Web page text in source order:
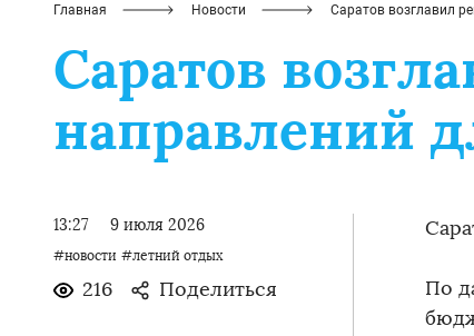
Главная Новости Саратов возглавил
Саратов
направлений
13:27 9 июля 2026
#новости #летний отдых
216 Поделиться
По